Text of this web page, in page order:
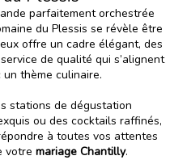
parfaitement orchestrée
du Plessis se révèle être
offre un cadre élégant, des
de qualité qui s’alignent
thème culinaire.
stations de dégustation
ou des cocktails raffinés,
à toutes vos attentes
votre mariage Chantilly.